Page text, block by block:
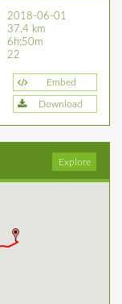
2018-06-01
37.4 km
6h:50m
22
Embed
Download
Explore